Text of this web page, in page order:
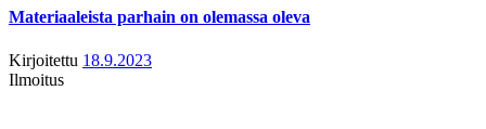
Materiaaleista parhain on olemassa oleva
Kirjoitettu 18.9.2023
Ilmoitus